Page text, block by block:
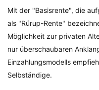
Mit der "Basisrente", die
als "Rürup-Rente"
Möglichkeit zur privaten
nur überschaubaren
Einzahlungsmodells
Selbständige.